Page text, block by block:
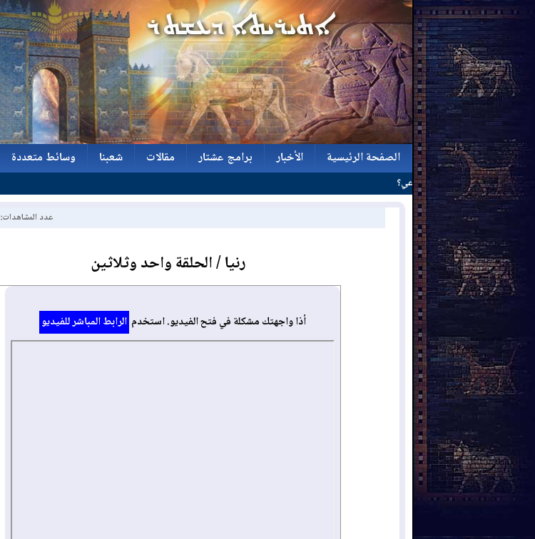
الصفحة الرئيسية
الصفحة الرئيسية
الأخبار
برامج عشتار
مقالات
شعبنا
وسائط متعددة
عدد المشاهدات: 24504760
رنيا / الحلقة واحد وثلاثين
أذا واجهتك مشكلة في فتح الفيديو. استخدم الرابط المباشر للفيديو